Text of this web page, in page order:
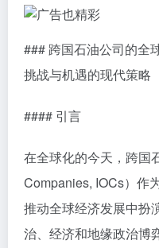
### 跨国石油公司的全
挑战与机遇的现代策略
#### 引言
在全球化的今天，跨国
Companies, IOCs）作
推动全球经济发展中扮
治、经济和地缘政治博